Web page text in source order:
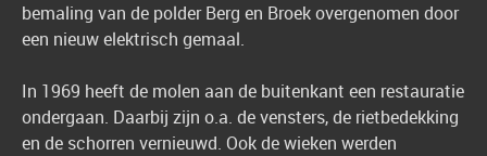
bemaling van de polder Berg en Broek overgenomen door
een nieuw elektrisch gemaal.
In 1969 heeft de molen aan de buitenkant een restauratie
ondergaan. Daarbij zijn o.a. de vensters, de rietbedekking
en de schorren vernieuwd. Ook de wieken werden